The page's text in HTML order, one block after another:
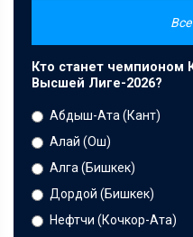
Кто станет чемпионом
Высшей Лиге-2026?
Абдыш-Ата (Кант)
Алай (Ош)
Алга (Бишкек)
Дордой (Бишкек)
Нефтчи (Кочкор-Ата)